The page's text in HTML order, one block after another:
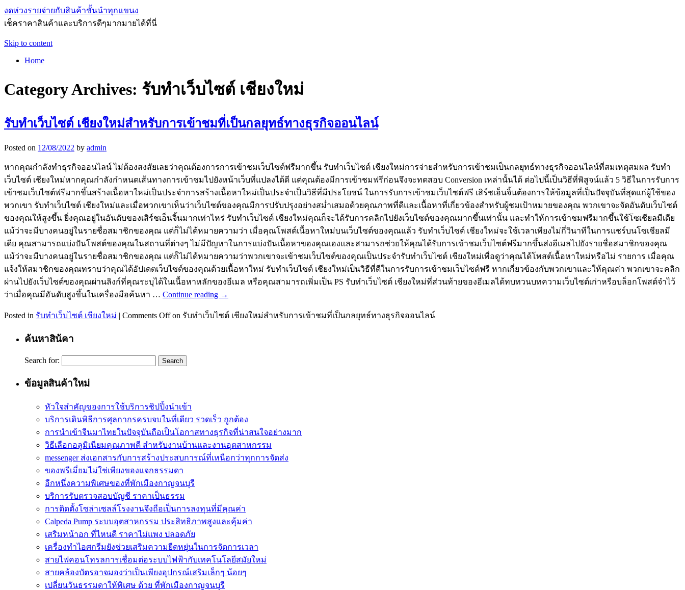
งดห่วงรายจ่ายกับสินค้าชั้นนำทุกแขนง
เช็คราคาสินค้าและบริการดีๆมากมายได้ที่นี่
Skip to content
Home
Category Archives: รับทำเว็บไซต์ เชียงใหม่
รับทำเว็บไซต์ เชียงใหม่สำหรับการเข้าชมที่เป็นกลยุทธ์ทางธุรกิจออนไลน์
Posted on 12/08/2022 by admin
หากคุณกำลังทำธุรกิจออนไลน์ ไม่ต้องสงสัยเลยว่าคุณต้องการการเข้าชมเว็บไซต์ฟรีมากขึ้น รับทำเว็บไซต์ เชียงใหม่การจ่ายสำหรับการเข้าชมเป็นกลยุทธ์ทางธุรกิจออนไลน์ที่สมเหตุสมผล รับทำ
เว็บไซต์ เชียงใหม่หากคุณกำลังกำหนดเส้นทางการเข้าชมไปยังหน้าเว็บที่แปลงได้ดี แต่คุณต้องมีการเข้าชมฟรีก่อนจึงจะทดสอบ Conversion เหล่านั้นได้ ต่อไปนี้เป็นวิธีที่พิสูจน์แล้ว 5 วิธีในการรับการ
เข้าชมเว็บไซต์ฟรีมากขึ้นสร้างเนื้อหาใหม่เป็นประจำการสร้างเนื้อหาใหม่เป็นประจำเป็นวิธีที่มีประโยชน์ ในการรับการเข้าชมเว็บไซต์ฟรี เสิร์ชเอ็นจิ้นต้องการให้ข้อมูลที่เป็นปัจจุบันที่สุดแก่ผู้ใช้ของ
พวกเขา รับทำเว็บไซต์ เชียงใหม่และเมื่อพวกเขาเห็นว่าเว็บไซต์ของคุณมีการปรับปรุงอย่างสม่ำเสมอด้วยคุณภาพที่ดีและเนื้อหาที่เกี่ยวข้องสำหรับผู้ชมเป้าหมายของคุณ พวกเขาจะจัดอันดับเว็บไซต์
ของคุณให้สูงขึ้น ยิ่งคุณอยู่ในอันดับของเสิร์ชเอ็นจิ้นมากเท่าไหร่ รับทำเว็บไซต์ เชียงใหม่คุณก็จะได้รับการคลิกไปยังเว็บไซต์ของคุณมากขึ้นเท่านั้น และทำให้การเข้าชมฟรีมากขึ้นใช้โซเชียลมีเดีย
แม้ว่าจะมีบางคนอยู่ในรายชื่อสมาชิกของคุณ แต่ก็ไม่ได้หมายความว่า เมื่อคุณโพสต์เนื้อหาใหม่บนเว็บไซต์ของคุณแล้ว รับทำเว็บไซต์ เชียงใหม่จะใช้เวลาเพียงไม่กี่วินาทีในการแชร์บนโซเชียลมี
เดีย คุณสามารถแบ่งปันโพสต์ของคุณในสถานที่ต่างๆ ไม่มีปัญหาในการแบ่งปันเนื้อหาของคุณเองและสามารถช่วยให้คุณได้รับการเข้าชมเว็บไซต์ฟรีมากขึ้นส่งอีเมลไปยังรายชื่อสมาชิกของคุณ
แม้ว่าจะมีบางคนอยู่ในรายชื่อสมาชิกของคุณ แต่ก็ไม่ได้หมายความว่าพวกเขาจะเข้าชมเว็บไซต์ของคุณเป็นประจำรับทำเว็บไซต์ เชียงใหม่เพื่อดูว่าคุณได้โพสต์เนื้อหาใหม่หรือไม่ รายการ เมื่อคุณ
แจ้งให้สมาชิกของคุณทราบว่าคุณได้อัปเดตเว็บไซต์ของคุณด้วยเนื้อหาใหม่ รับทำเว็บไซต์ เชียงใหม่เป็นวิธีที่ดีในการรับการเข้าชมเว็บไซต์ฟรี หากเกี่ยวข้องกับพวกเขาและให้คุณค่า พวกเขาจะคลิก
ผ่านไปยังเว็บไซต์ของคุณผ่านลิงก์ที่คุณระบุได้ในเนื้อหาหลักของอีเมล หรือคุณสามารถเพิ่มเป็น PS รับทำเว็บไซต์ เชียงใหม่ที่ส่วนท้ายของอีเมลได้ทบทวนบทความเว็บไซต์เก่าหรือบล็อกโพสต์จำไว้
ว่าเมื่อคุณมีอันดับสูงขึ้นในเครื่องมือค้นหา … Continue reading →
Posted in รับทำเว็บไซต์ เชียงใหม่ | Comments Offon รับทำเว็บไซต์ เชียงใหม่สำหรับการเข้าชมที่เป็นกลยุทธ์ทางธุรกิจออนไลน์
ค้นหาสิน้คา
Search for:
ข้อมูลสินค้าใหม่
หัวใจสำคัญของการใช้บริการชิปปิ้งนำเข้า
บริการเดินพิธีการศุลกากรครบจบในที่เดียว รวดเร็ว ถูกต้อง
การนำเข้าจีนมาไทยในปัจจุบันถือเป็นโอกาสทางธุรกิจที่น่าสนใจอย่างมาก
วิธีเลือกอลูมิเนียมคุณภาพดี สำหรับงานบ้านและงานอุตสาหกรรม
messenger ส่งเอกสารกับการสร้างประสบการณ์ที่เหนือกว่าทุกการจัดส่ง
ของพรีเมี่ยมไม่ใช่เพียงของแจกธรรมดา
อีกหนึ่งความพิเศษของที่พักเมืองกาญจนบุรี
บริการรับตรวจสอบบัญชี ราคาเป็นธรรม
การติดตั้งโซล่าเซลล์โรงงานจึงถือเป็นการลงทุนที่มีคุณค่า
Calpeda Pump ระบบอุตสาหกรรม ประสิทธิภาพสูงและคุ้มค่า
เสริมหน้าอก ที่ไหนดี ราคาไม่แพง ปลอดภัย
เครื่องทำไอศกรีมยังช่วยเสริมความยืดหยุ่นในการจัดการเวลา
สายไฟคอนโทรลการเชื่อมต่อระบบไฟฟ้ากับเทคโนโลยีสมัยใหม่
สายคล้องบัตรอาจมองว่าเป็นเพียงอุปกรณ์เสริมเล็กๆ น้อยๆ
เปลี่ยนวันธรรมดาให้พิเศษ ด้วย ที่พักเมืองกาญจนบุรี